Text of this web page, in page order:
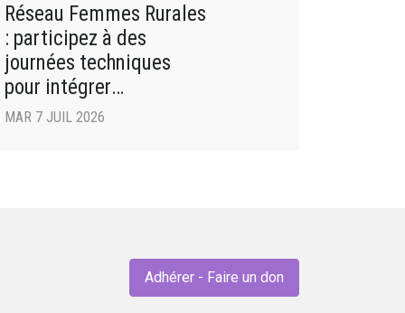
Réseau Femmes Rurales
: participez à des
journées techniques
pour intégrer
des pratiques agricoles
MAR 7 JUIL 2026
Adhérer - Faire un don